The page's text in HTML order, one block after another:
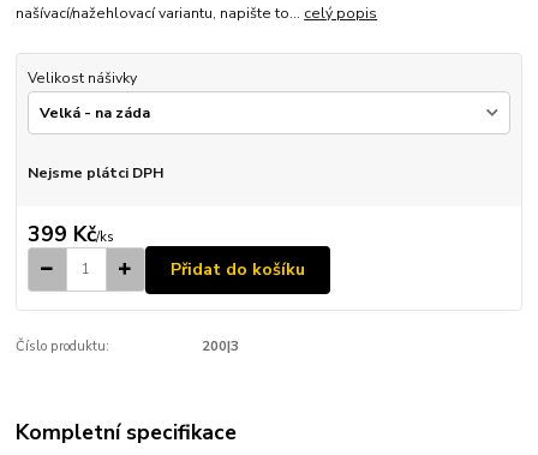
našívací/nažehlovací variantu, napište to... celý popis
Velikost nášivky
Nejsme plátci DPH
399 Kč/ks
Přidat do košíku
Číslo produktu: 200|3
Kompletní specifikace